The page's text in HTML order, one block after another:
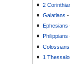
2
Galatians
Ephesians
Philippians
Colossians
1